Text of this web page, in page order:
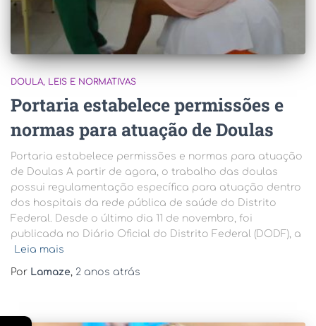
DOULA LEIS E NORMATIVAS
Portaria estabelece permissões e
normas para atuação de Doulas
Portaria estabelece permissões e normas para atuação
de Doulas A partir de agora, o trabalho das doulas
possui regulamentação específica para atuação dentro
dos hospitais da rede pública de saúde do Distrito
Federal. Desde o último dia 11 de novembro, foi
publicada no Diário Oficial do Distrito Federal (DODF), a
Leia mais
Por Lamaze, 2 anos atrás